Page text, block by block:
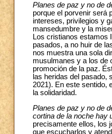
Planes de paz y no de
porque el porvenir será
intereses, privilegios y
mansedumbre y la
Los cristianos estamos
pasados, a no huir de
nos muestra una sola
musulmanes y a los de
promoción de la paz.
las heridas del pasado,
2021). En este sentido,
la solidaridad.
Planes de paz y no de
cortina de la noche hay
precisamente ellos, los
que escucharlos y